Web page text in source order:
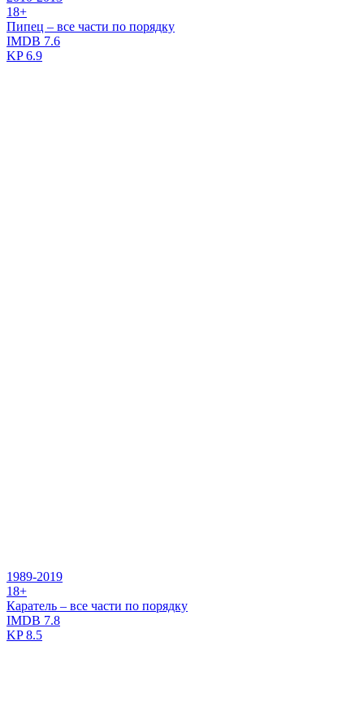
18+
Пипец – все части по порядку
IMDB 7.6
KP6.9
1989-2019
18+
Каратель – все части по порядку
IMDB 7.8
KP8.5